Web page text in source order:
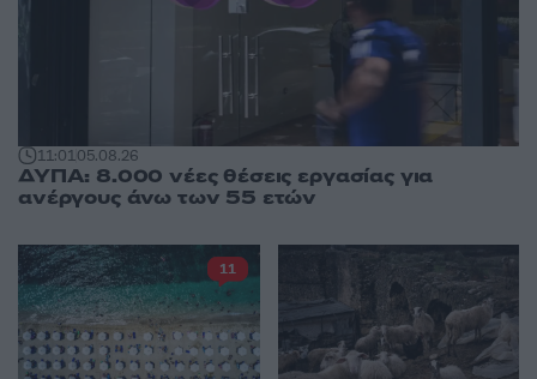
11:0105.08.26
ΔΥΠΑ: 8.000 νέες θέσεις εργασίας για
ανέργους άνω των 55 ετών
11